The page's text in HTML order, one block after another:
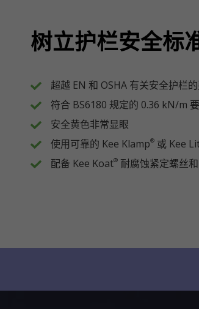
树立护栏安全标
超越 EN 和 OSHA 有关安全护栏
符合 BS6180 规定的 0.36 kN/m
安全黄色非常显眼
使用可靠的 Kee Klamp®或 Kee
配备 Kee Koat®耐腐蚀紧定螺丝